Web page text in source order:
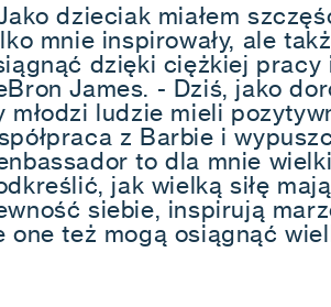
dzieciak miałem
mnie inspirowały, ale
dzięki ciężkiej pracy
James. - Dziś, jako
młodzi ludzie mieli
z Barbie i
to dla mnie
jak wielką siłę
siebie, inspirują
one też mogą osiągnąć